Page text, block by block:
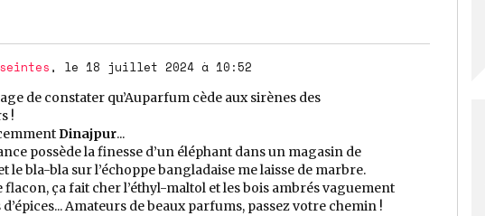
, le 18 juillet 2024 à 10:52
de constater qu’Auparfum cède aux sirènes des
!
Dinajpur...
possède la finesse d’un éléphant dans un magasin de
le bla-bla sur l’échoppe bangladaise me laisse de marbre.
flacon, ça fait cher l’éthyl-maltol et les bois ambrés vaguement
Amateurs de beaux parfums, passez votre chemin !